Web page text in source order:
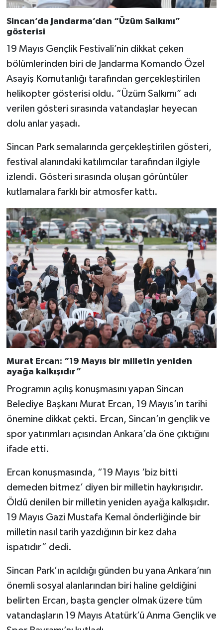
Sincan’da Jandarma’dan “Üzüm Salkımı”
gösterisi
19 Mayıs Gençlik Festivali’nin dikkat çeken
bölümlerinden biri de Jandarma Komando Özel
Asayiş Komutanlığı tarafından gerçekleştirilen
helikopter gösterisi oldu. “Üzüm Salkımı” adı
verilen gösteri sırasında vatandaşlar heyecan
dolu anlar yaşadı.
Sincan Park semalarında gerçekleştirilen gösteri,
festival alanındaki katılımcılar tarafından ilgiyle
izlendi. Gösteri sırasında oluşan görüntüler
kutlamalara farklı bir atmosfer kattı.
Murat Ercan: “19 Mayıs bir milletin yeniden
ayağa kalkışıdır”
Programın açılış konuşmasını yapan Sincan
Belediye Başkanı Murat Ercan, 19 Mayıs’ın tarihi
önemine dikkat çekti. Ercan, Sincan’ın gençlik ve
spor yatırımları açısından Ankara’da öne çıktığını
ifade etti.
Ercan konuşmasında, “19 Mayıs ‘biz bitti
demeden bitmez’ diyen bir milletin haykırışıdır.
Öldü denilen bir milletin yeniden ayağa kalkışıdır.
19 Mayıs Gazi Mustafa Kemal önderliğinde bir
milletin nasıl tarih yazdığının bir kez daha
ispatıdır” dedi.
Sincan Park’ın açıldığı günden bu yana Ankara’nın
önemli sosyal alanlarından biri haline geldiğini
belirten Ercan, başta gençler olmak üzere tüm
vatandaşların 19 Mayıs Atatürk’ü Anma Gençlik ve